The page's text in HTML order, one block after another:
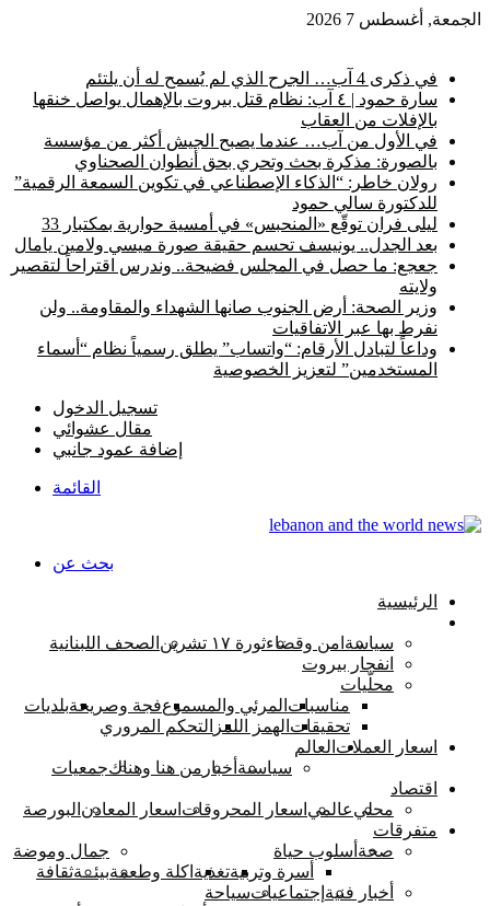
الجمعة, أغسطس 7 2026
في ذكرى 4 آب… الجرح الذي لم يُسمح له أن يلتئم
سارة حمود | ٤ آب: نظام قتل بيروت بالإهمال يواصل خنقها
بالإفلات من العقاب
في الأول من آب… عندما يصبح الجيش أكثر من مؤسسة
بالصورة: مذكرة بحث وتحري بحق أنطوان الصحناوي
رولان خاطر: “الذكاء الإصطناعي في تكوين السمعة الرقمية”
للدكتورة سالي حمود
ليلى فران توقّع «المنحبس» في أمسية حوارية بمكتبار 33
بعد الجدل.. يونيسف تحسم حقيقة صورة ميسي ولامين يامال
جعجع: ما حصل في المجلس فضيحة.. وندرس اقتراحاً لتقصير
ولايته
وزير الصحة: أرض الجنوب صانها الشهداء والمقاومة.. ولن
نفرط بها عبر الاتفاقيات
وداعاً لتبادل الأرقام: “واتساب” يطلق رسمياً نظام “أسماء
المستخدمين” لتعزيز الخصوصية
تسجيل الدخول
مقال عشوائي
إضافة عمود جانبي
القائمة
بحث عن
الرئيسية
سياسة امن وقضاءثورة ١٧ تشرين
الصحف اللبنانية
انفجار بيروت
محلّيات
مناسبات المرئي والمسموعفجة وصريحةبلديات
تحقيقات الهمز اللمز التحكم المروري
اسعار العملات العالم
سياسىة أخبار من هنا وهناكجمعيات
اقتصاد
محليعالمي اسعار المحروقات اسعار المعادن البورصة
متفرقات
صحة أسلوب حياة
أسرة وتربيةتغذية اكلة وطعمة
جمال وموضة
بيئــةثقافة
أخبار فنية إجتماعياتسياحة